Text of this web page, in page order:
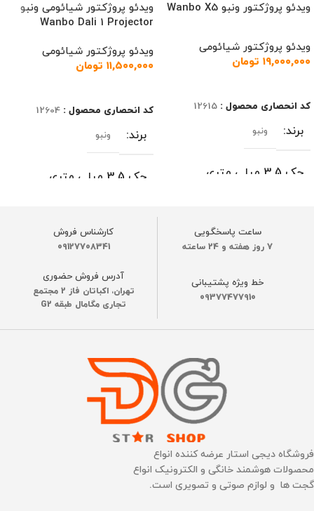
ویدئو پروژکتور ونبو Wanbo X5
ویدئو پروژکتور شیائومی
۱۹,۰۰۰,۰۰۰ تومان
کد انحصاری محصول : 12615
برند ونبو
جک 3.5 میلی متری
ساخت کشور
اتصال به گوشی موبایل
دارد
ویدئو پروژکتور شیائومی ونبو
Wanbo Dali 1 Projector
ویدئو پروژکتور شیائومی
۱۱,۵۰۰,۰۰۰ تومان
کد انحصاری محصول : 12604
برند ونبو
جک 3.5 میلی متری
ساخت کشور چین
دارد
اتصال به گوشی موبایل
ساعت پاسخگویی
7 روز هفته و 24 ساعته
کارشناس فروش
09127708341
خط ویژه پشتیبانی
09377477910
آدرس فروش حضوری
تهران، اکباتان فاز 2 مجتمع
تجاری مگامال طبقه G2
فروشگاه دیجی استار عرضه کننده انواع
محصولات هوشمند خانگی و الکترونیک انواع
گجت ها و لوازم صوتی و تصویری است.